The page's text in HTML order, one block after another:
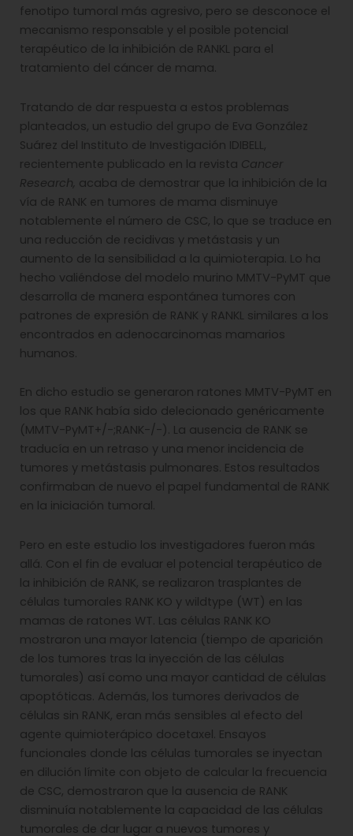
fenotipo tumoral más agresivo, pero se desconoce el
mecanismo responsable y el posible potencial
terapéutico de la inhibición de RANKL para el
tratamiento del cáncer de mama.
Tratando de dar respuesta a estos problemas
planteados, un estudio del grupo de Eva González
Suárez del Instituto de Investigación IDIBELL,
recientemente publicado en la revista Cancer
Research, acaba de demostrar que la inhibición de la
vía de RANK en tumores de mama disminuye
notablemente el número de CSC, lo que se traduce en
una reducción de recidivas y metástasis y un
aumento de la sensibilidad a la quimioterapia. Lo ha
hecho valiéndose del modelo murino MMTV-PyMT que
desarrolla de manera espontánea tumores con
patrones de expresión de RANK y RANKL similares a los
encontrados en adenocarcinomas mamarios
humanos.
En dicho estudio se generaron ratones MMTV-PyMT en
los que RANK había sido delecionado genéricamente
(MMTV-PyMT+/-;RANK-/-). La ausencia de RANK se
traducía en un retraso y una menor incidencia de
tumores y metástasis pulmonares. Estos resultados
confirmaban de nuevo el papel fundamental de RANK
en la iniciación tumoral.
Pero en este estudio los investigadores fueron más
allá. Con el fin de evaluar el potencial terapéutico de
la inhibición de RANK, se realizaron trasplantes de
células tumorales RANK KO y wildtype (WT) en las
mamas de ratones WT. Las células RANK KO
mostraron una mayor latencia (tiempo de aparición
de los tumores tras la inyección de las células
tumorales) así como una mayor cantidad de células
apoptóticas. Además, los tumores derivados de
células sin RANK, eran más sensibles al efecto del
agente quimioterápico docetaxel. Ensayos
funcionales donde las células tumorales se inyectan
en dilución límite con objeto de calcular la frecuencia
de CSC, demostraron que la ausencia de RANK
disminuía notablemente la capacidad de las células
tumorales de dar lugar a nuevos tumores y